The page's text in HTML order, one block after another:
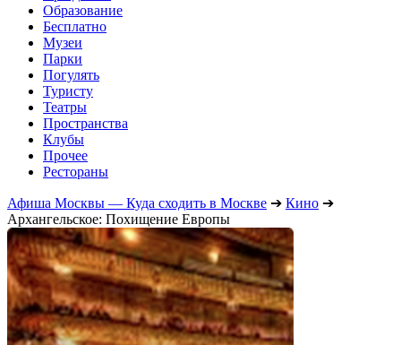
Образование
Бесплатно
Музеи
Парки
Погулять
Туристу
Театры
Пространства
Клубы
Прочее
Рестораны
Афиша Москвы — Куда сходить в Москве ➔ Кино ➔
Архангельское: Похищение Европы